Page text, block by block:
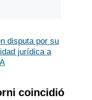
disputa por su
jurídica a
coincidió